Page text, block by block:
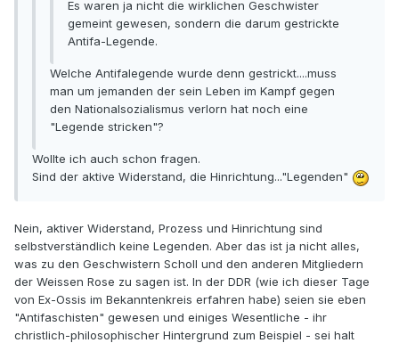
Es waren ja nicht die wirklichen Geschwister
gemeint gewesen, sondern die darum gestrickte
Antifa-Legende.
Welche Antifalegende wurde denn gestrickt....muss
man um jemanden der sein Leben im Kampf gegen
den Nationalsozialismus verlorn hat noch eine
"Legende stricken"?
Wollte ich auch schon fragen.
Sind der aktive Widerstand, die Hinrichtung..."Legenden"
Nein, aktiver Widerstand, Prozess und Hinrichtung sind
selbstverständlich keine Legenden. Aber das ist ja nicht alles,
was zu den Geschwistern Scholl und den anderen Mitgliedern
der Weissen Rose zu sagen ist. In der DDR (wie ich dieser Tage
von Ex-Ossis im Bekanntenkreis erfahren habe) seien sie eben
"Antifaschisten" gewesen und einiges Wesentliche - ihr
christlich-philosophischer Hintergrund zum Beispiel - sei halt